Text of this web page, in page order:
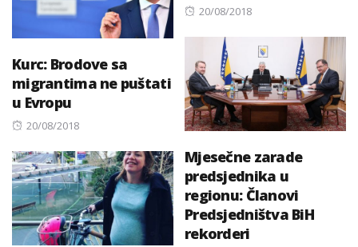
Posted
20/08/2018
Kurc: Brodove sa
migrantima ne puštati
u Evropu
Posted
20/08/2018
Mjesečne zarade
predsjednika u
regionu: Članovi
Predsjedništva BiH
rekorderi